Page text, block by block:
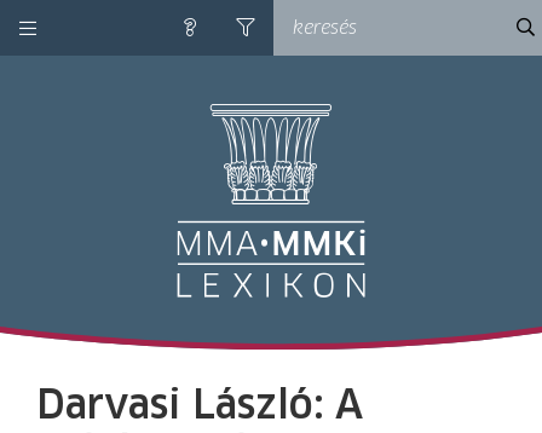
kategóriák
súgó szűrés
Darvasi László: A